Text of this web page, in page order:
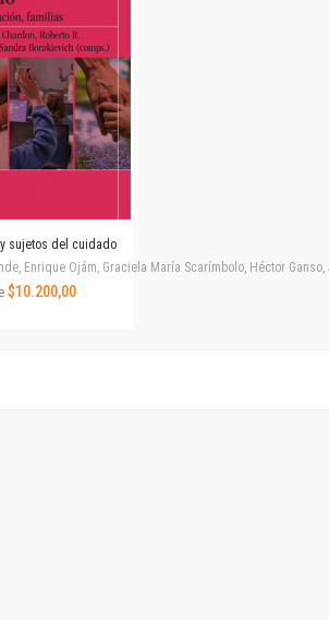
Revista de Ciencias Sociales. Segunda época
Fondo editorial
Biomedicina
Coediciones
Jornadas académicas
La ideología argentina
Libros de arte
Intersecciones
sujetos del cuidado
Enrique Ojám, Graciela María Scarímbolo, Héctor
$10.200,00